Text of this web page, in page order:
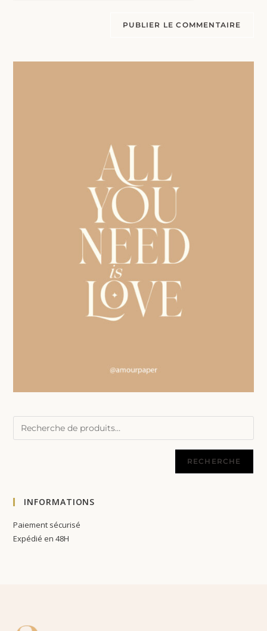
RECHERCHE
INFORMATIONS
Paiement sécurisé
Expédié en 48H